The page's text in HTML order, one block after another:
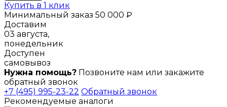
Купить в 1 клик
Минимальный заказ 50 000 ₽
Доставим
03 августа,
понедельник
Доступен
самовывоз
Нужна помощь? Позвоните нам или закажите
обратный звонок
+7 (495) 995-23-22 Обратный звонок
Рекомендуемые аналоги